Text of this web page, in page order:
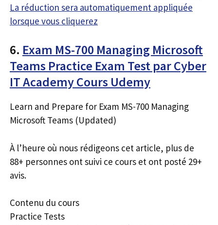
La réduction sera automatiquement appliquée
lorsque vous cliquerez
6. Exam MS-700 Managing Microsoft
Teams Practice Exam Test par Cyber
IT Academy Cours Udemy
Learn and Prepare for Exam MS-700 Managing
Microsoft Teams (Updated)
À l’heure où nous rédigeons cet article, plus de
88+ personnes ont suivi ce cours et ont posté 29+
avis.
Contenu du cours
Practice Tests